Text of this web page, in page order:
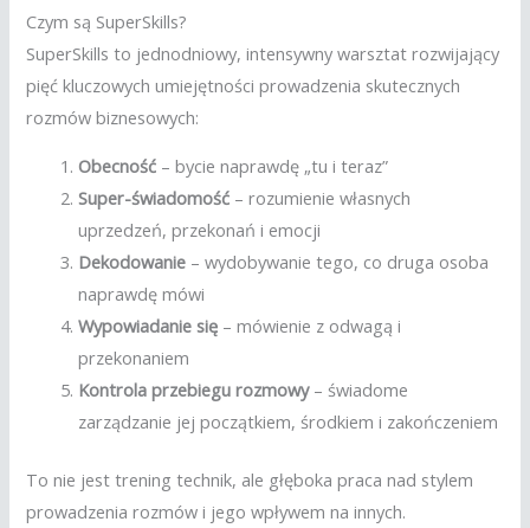
Czym są SuperSkills?
SuperSkills to jednodniowy, intensywny warsztat rozwijający
pięć kluczowych umiejętności prowadzenia skutecznych
rozmów biznesowych:
Obecność – bycie naprawdę „tu i teraz”
Super-świadomość – rozumienie własnych
uprzedzeń, przekonań i emocji
Dekodowanie – wydobywanie tego, co druga osoba
naprawdę mówi
Wypowiadanie się – mówienie z odwagą i
przekonaniem
Kontrola przebiegu rozmowy– świadome
zarządzanie jej początkiem, środkiem i zakończeniem
To nie jest trening technik, ale głęboka praca nad stylem
prowadzenia rozmów i jego wpływem na innych.